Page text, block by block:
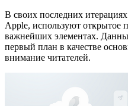
В своих последних
Apple, используют открытое
важнейших элементах.
первый план в качестве
внимание читателей.